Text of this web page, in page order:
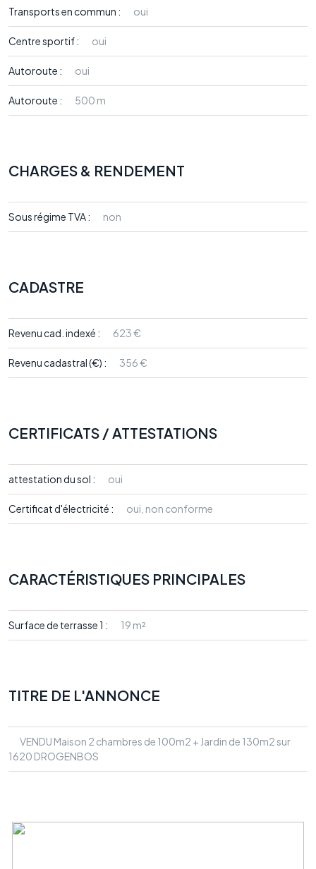
Transports en commun : oui
Centre sportif : oui
Autoroute : oui
Autoroute : 500 m
CHARGES & RENDEMENT
Sous régime TVA : non
CADASTRE
Revenu cad. indexé : 623 €
Revenu cadastral (€) : 356 €
CERTIFICATS / ATTESTATIONS
attestation du sol : oui
Certificat d'électricité : oui, non conforme
CARACTÉRISTIQUES PRINCIPALES
Surface de terrasse 1 : 19 m²
TITRE DE L'ANNONCE
VENDU Maison 2 chambres de 100m2 + Jardin de 130m2 sur
1620 DROGENBOS